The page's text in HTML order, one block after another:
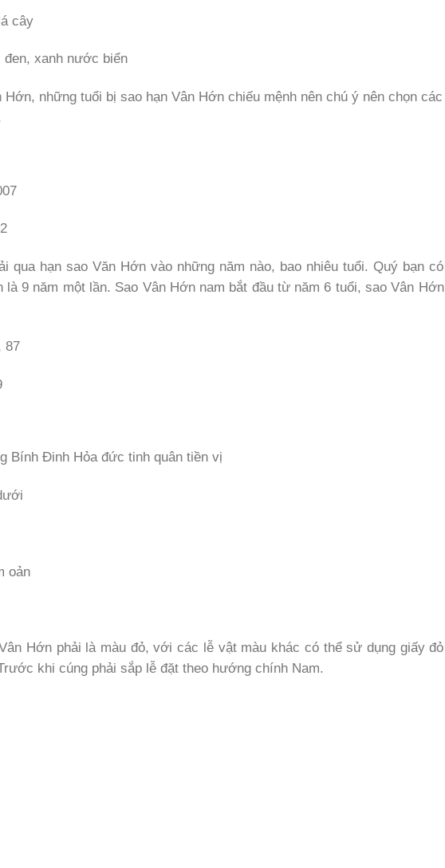
cây
xanh nước biển
những tuổi bị sao hạn Vân Hớn chiếu mệnh nên chú ý nên chọn các
qua hạn sao Văn Hớn vào những năm nào, bao nhiêu tuổi. Quý bạn có
9 năm một lần. Sao Vân Hớn nam bắt đầu từ năm 6 tuổi, sao Vân Hớn
87
Bính Đinh Hỏa đức tinh quân tiền vị
oản
Hớn phải là màu đỏ, với các lễ vật màu khác có thể sử dụng giấy đỏ
khi cúng phải sắp lễ đặt theo hướng chính Nam.